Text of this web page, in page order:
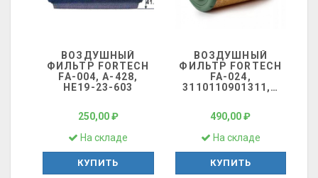
ВОЗДУШНЫЙ
ФИЛЬТР FORTECH
FA-004, A-428,
HE19-23-603
250,00 ₽
На складе
КУПИТЬ
ВОЗДУШНЫЙ
ФИЛЬТР FORTECH
FA-024,
3110110901311,…
490,00 ₽
На складе
КУПИТЬ